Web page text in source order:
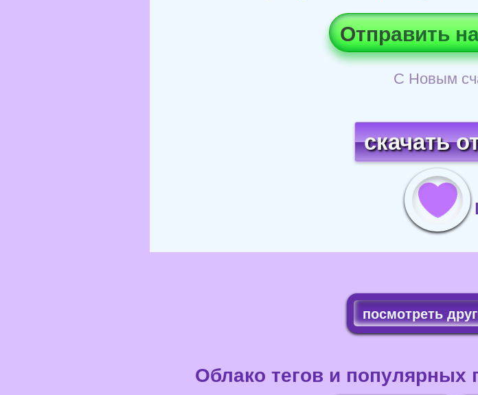
Отправить
С Новым
скачать
посмотреть
Облако тегов и